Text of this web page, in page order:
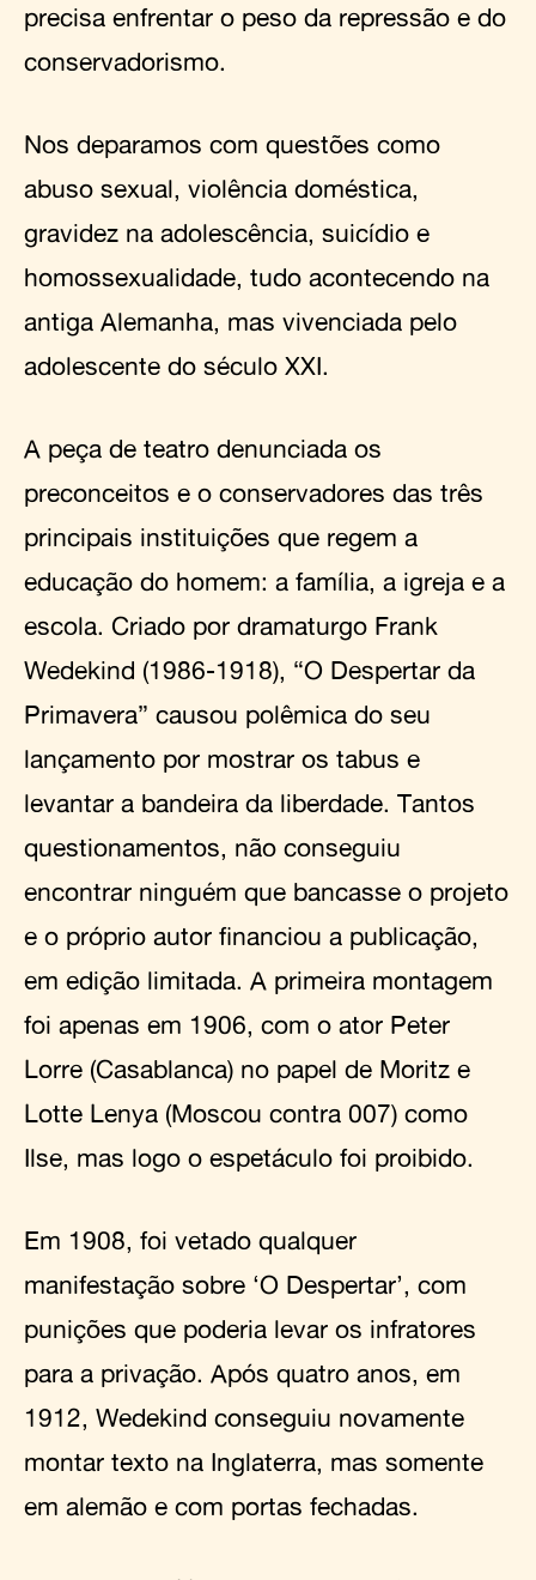
precisa enfrentar o peso da repressão e do
conservadorismo.
Nos deparamos com questões como
abuso sexual, violência doméstica,
gravidez na adolescência, suicídio e
homossexualidade, tudo acontecendo na
antiga Alemanha, mas vivenciada pelo
adolescente do século XXI.
A peça de teatro denunciada os
preconceitos e o conservadores das três
principais instituições que regem a
educação do homem: a família, a igreja e a
escola. Criado por dramaturgo Frank
Wedekind (1986-1918), “O Despertar da
Primavera” causou polêmica do seu
lançamento por mostrar os tabus e
levantar a bandeira da liberdade. Tantos
questionamentos, não conseguiu
encontrar ninguém que bancasse o projeto
e o próprio autor financiou a publicação,
em edição limitada. A primeira montagem
foi apenas em 1906, com o ator Peter
Lorre (Casablanca) no papel de Moritz e
Lotte Lenya (Moscou contra 007) como
Ilse, mas logo o espetáculo foi proibido.
Em 1908, foi vetado qualquer
manifestação sobre ‘O Despertar’, com
punições que poderia levar os infratores
para a privação. Após quatro anos, em
1912, Wedekind conseguiu novamente
montar texto na Inglaterra, mas somente
em alemão e com portas fechadas.